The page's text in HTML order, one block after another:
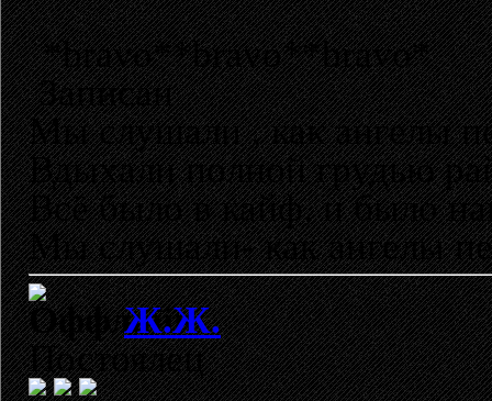
*bravo**bravo**bravo*
Записан
Мы слушали , как ангелы
Вдыхали полной грудью
Всё было в кайф, и было
Мы слушали- как ангелы
Ж.Ж.
Постоялец